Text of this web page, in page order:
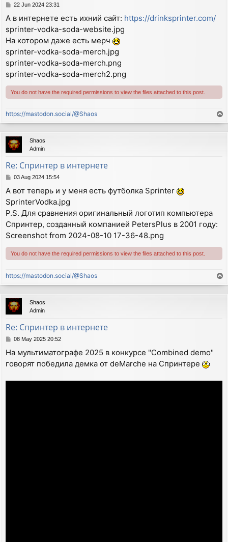
P
s
t
22 Jun 2024 23:31
А в интернете есть ихний сайт: https://drinksprinter.com/
sprinter-vodka-soda-website.jpg
На котором даже есть мерч
sprinter-vodka-soda-merch.jpg
sprinter-vodka-soda-merch.png
sprinter-vodka-soda-merch2.png
You do not have the required permissions to view the files attached to this post.
https://mastodon.social/@Shaos
o
p
Shaos
Admin
Re: Спринтер в интернете
P
s
t
03 Aug 2024 15:54
А вот теперь и у меня есть футболка Sprinter
SprinterVodka.jpg
P.S. Для сравнения оригинальный логотип компьютера
Спринтер, созданный компанией PetersPlus в 2001 году:
Screenshot from 2024-08-10 17-36-48.png
You do not have the required permissions to view the files attached to this post.
https://mastodon.social/@Shaos
o
p
Shaos
Admin
Re: Спринтер в интернете
P
s
t
08 May 2025 20:52
На мультиматографе 2025 в конкурсе "Combined demo"
говорят победила демка от deMarche на Спринтере